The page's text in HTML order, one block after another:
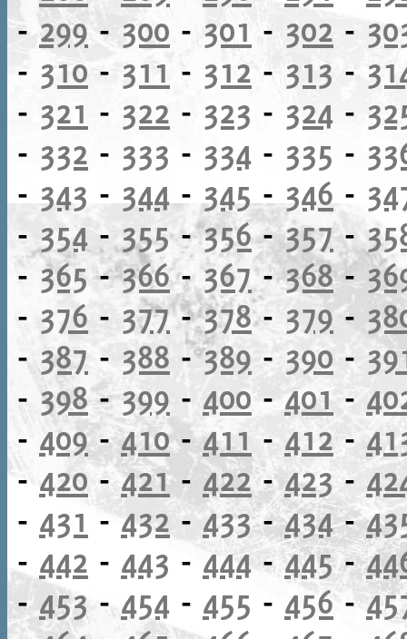
-299-300 - 301 - 302 -
- 310 - 311 - 312 - 313 -
- 321 - 322 - 323 - 324 -
- 332 - 333 - 334 - 335 -
- 343 -344-345-346-
- 354 - 355-356-357-
- 365-366-367-368-
- 376 - 377-378- 379-
- 387 - 388 -389- 390 -
- 398-399 - 400-401 -
- 409-410-411 - 412 -
- 420 -421-422-423-
- 431 -432 -433-434-
- 442 - 443 - 444-445-
-453- 454 - 455 - 456-